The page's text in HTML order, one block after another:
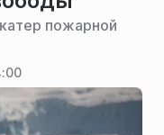
пожарной